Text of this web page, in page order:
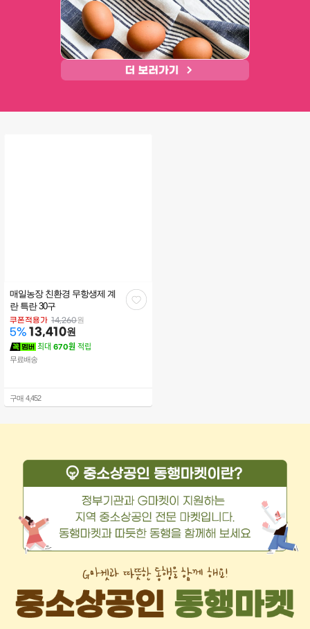
매일농장 친환경 무항생제 계
란 특란 30구
쿠폰적용가 14,260원
5% 13,410원
최대 670원 적립
무료배송
구매 4,452
관